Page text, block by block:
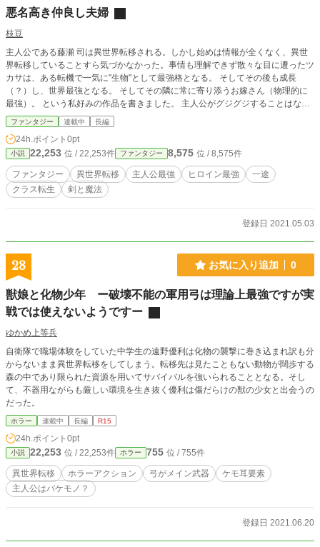
悪名高き仲良し夫婦
枝豆
主人公である藤瀬 司は異世界転移される。しかし始めは情報が全くなく、異世
界転移していることすら気づかなかった。事情も理解できず散々な目に遭ったツ
カサは、ある転機で一気に"生物"として最強格となる。 そしてその後も成長
（？）し、世界最強となる。 そしてその隣に常に寄り添うお嫁さん（物理的に
最強）。 という私好みの作品を書きました。 主人公がグジグジすることはない
です。 謎多めの主人公なので、始めは文に違和感を感じるかもしれませんが、
目を瞑って読み進めてもらえるとありがたいです。
ファンタジー 連載中 長編
24h.ポイント 0pt
小説 22,253 位 / 22,253件 ファンタジー 8,575 位 / 8,575件
ファンタジー 異世界転移 主人公最強 ヒロイン最強
一途
クラス転生
剣と魔法
登録日 2021.05.03
28 お気に入り追加 0
獣娘と化物少年 ー破壊不能の軍用弓は理論上最強ですが実
戦では使えないようですー
ゆかめ上等兵
自衛隊で職場体験をしていた中学生の遠野優利は化物の襲撃に巻き込まれ訳も分
からないまま異世界転移をしてしまう。転移先は見たこともない動物が闊歩する
森の中であり限られた資源を用いてサバイバルを強いられることとなる。そし
て、不器用ながらも厳しい環境を生き抜く優利は傷だらけの獣の少女と出会うの
だった。
ホラー 連載中 長編 R15
24h.ポイント 0pt
小説 22,253 位 / 22,253件 ホラー 755 位 / 755件
異世界転移 ホラーアクション 弓がメイン武器
ケモ耳要素
主人公はバケモノ？
登録日 2021.06.20